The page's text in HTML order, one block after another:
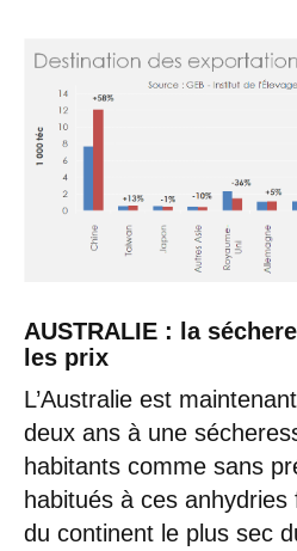
AUSTRALIE : la
les prix
L’Australie est
deux ans à une
habitants comme sans
habitués à ces
du continent le plus sec